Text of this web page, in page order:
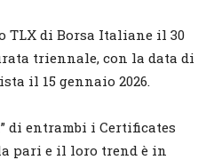
TLX di Borsa Italiane il 30
triennale, con la data di
il 15 gennaio 2026.
di entrambi i Certificates
pari e il loro trend è in